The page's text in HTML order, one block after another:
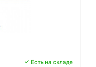
Есть на складе